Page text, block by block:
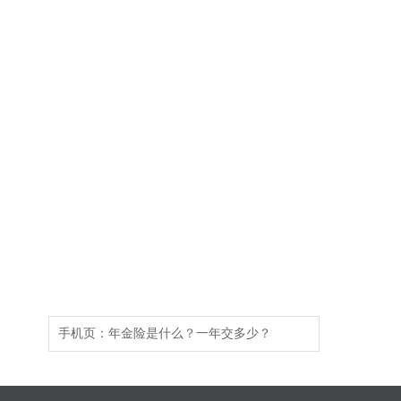
手机页： 年金险是什么？一年交多少？